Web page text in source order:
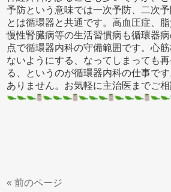
予防という意味では一次予防、二次
とは循環器と共通です。高血圧症、脂
慢性腎臓病等の生活習慣病も循環器
点で循環器内科の守備範囲です。心
ないようにする、なってしまっても
る、というのが循環器内科の仕事で
ありません。お気軽に主治医までご相
« 前のページ